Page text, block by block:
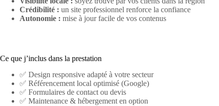
Crédibilité : un site professionnel renforce la confiance
Autonomie : mise à jour facile de vos contenus
Ce que j’inclus dans la prestation
✅ Design responsive adapté à votre secteur
✅ Référencement local optimisé (Google)
✅ Formulaires de contact ou devis
✅ Maintenance & hébergement en option